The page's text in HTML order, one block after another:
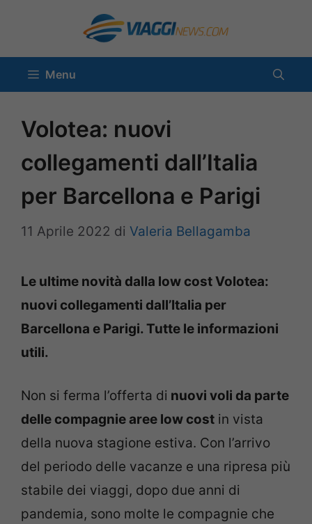
contenuto
Menu
Volotea: nuovi
collegamenti dall’Italia
per Barcellona e Parigi
11 Aprile 2022 di Valeria Bellagamba
Le ultime novità dalla low cost Volotea:
nuovi collegamenti dall’Italia per
Barcellona e Parigi. Tutte le informazioni
utili.
Non si ferma l’offerta di nuovi voli da parte
delle compagnie aree low cost in vista
della nuova stagione estiva. Con l’arrivo
del periodo delle vacanze e una ripresa più
stabile dei viaggi, dopo due anni di
pandemia, sono molte le compagnie che